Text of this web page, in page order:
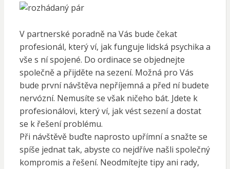
V partnerské poradně na Vás bude čekat
profesionál, který ví, jak funguje lidská psychika a
vše s ní spojené. Do ordinace se objednejte
společně a přijděte na sezení. Možná pro Vás
bude první návštěva nepříjemná a před ní budete
nervózní. Nemusíte se však ničeho bát. Jdete k
profesionálovi, který ví, jak vést sezení a dostat
se k řešení problému.
Při návštěvě buďte naprosto upřímní a snažte se
spíše jednat tak, abyste co nejdříve našli společný
kompromis a řešení. Neodmítejte tipy ani rady,